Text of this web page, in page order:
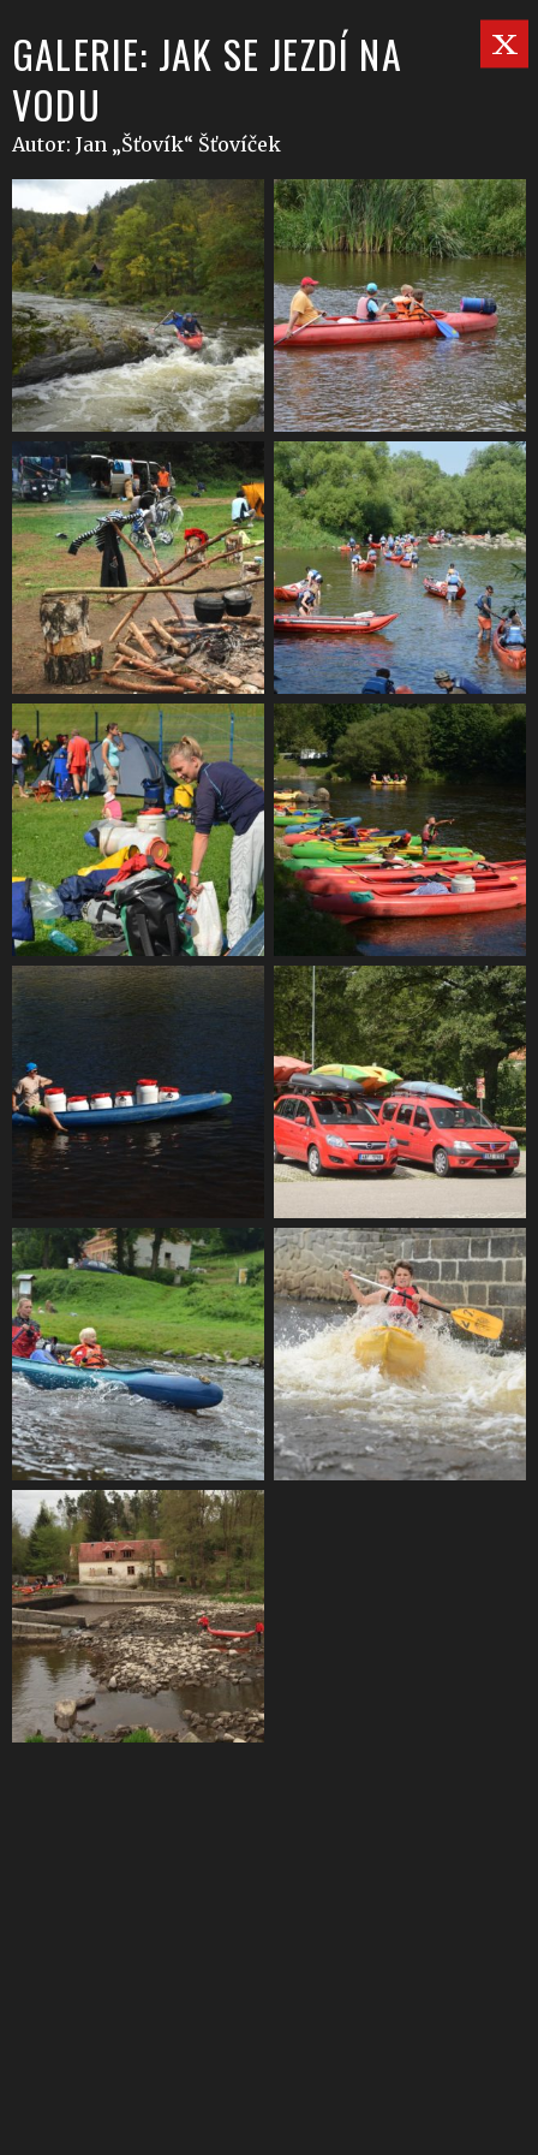
GALERIE: JAK SE JEZDÍ NA
VODU
Autor: Jan „Šťovík“ Šťovíček